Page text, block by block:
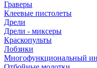
Граверы
Клеевые пистолеты
Дрели
Дрели - миксеры
Краскопульты
Лобзики
Многофункциональный